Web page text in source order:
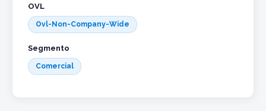
OVL
Ovl-Non-Company-Wide
Segmento
Comercial